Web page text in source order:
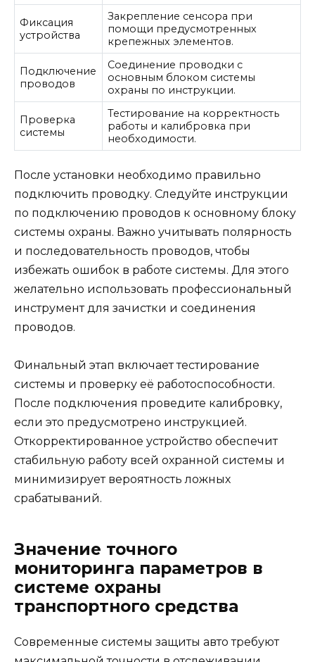
Фиксация
устройства
Закрепление сенсора при
помощи предусмотренных
крепежных элементов.
Подключение
проводов
Соединение проводки с
основным блоком системы
охраны по инструкции.
Проверка
системы
Тестирование на корректность
работы и калибровка при
необходимости.
После установки необходимо правильно
подключить проводку. Следуйте инструкции
по подключению проводов к основному блоку
системы охраны. Важно учитывать полярность
и последовательность проводов, чтобы
избежать ошибок в работе системы. Для этого
желательно использовать профессиональный
инструмент для зачистки и соединения
проводов.
Финальный этап включает тестирование
системы и проверку её работоспособности.
После подключения проведите калибровку,
если это предусмотрено инструкцией.
Откорректированное устройство обеспечит
стабильную работу всей охранной системы и
минимизирует вероятность ложных
срабатываний.
Значение точного
мониторинга параметров в
системе охраны
транспортного средства
Современные системы защиты авто требуют